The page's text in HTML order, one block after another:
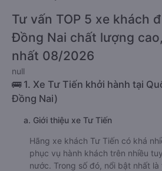
Tư vấn TOP 5 xe khách
Đồng Nai chất lượng
nhất 08/2026
null
🚌 1. Xe Tư Tiến khởi hành tại
Đồng Nai)
a. Giới thiệu xe Tư Tiến
Hãng xe khách Tư Tiến có khá
phục vụ hành khách trên nhiều
nước. Trong số đó, nổi bật nhất